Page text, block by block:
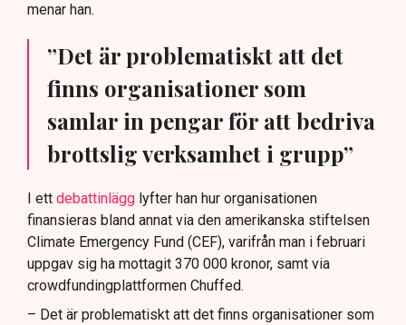
menar han.
”Det är problematiskt att det
finns organisationer som
samlar in pengar för att bedriva
brottslig verksamhet i grupp”
I ett debattinlägg lyfter han hur organisationen
finansieras bland annat via den amerikanska stiftelsen
Climate Emergency Fund (CEF), varifrån man i februari
uppgav sig ha mottagit 370 000 kronor, samt via
crowdfundingplattformen Chuffed.
– Det är problematiskt att det finns organisationer som